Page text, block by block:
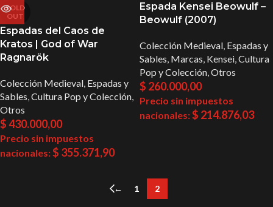
SOLD
OUT
Espadas del Caos de
Kratos | God of War
Ragnarök
Colección Medieval, Espadas y
Sables,Cultura Pop y Colección,
Otros
$430.000,00
Precio sin impuestos
nacionales:$ 355.371,90
Espada Kensei Beowulf –
Beowulf (2007)
Colección Medieval, Espadas y
Sables, Marcas, Kensei,Cultura
Pop y Colección,Otros
$ 260.000,00
Precio sin impuestos
nacionales:$ 214.876,03
← 1 2